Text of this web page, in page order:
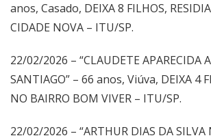
anos, Casado, DEIXA 8 FILHOS,
CIDADE NOVA – ITU/SP.
22/02/2026 – “CLAUDETE APARECIDA
SANTIAGO” – 66 anos, Viúva, DEIXA 4
NO BAIRRO BOM VIVER – ITU/SP.
22/02/2026 – “ARTHUR DIAS DA SILVA